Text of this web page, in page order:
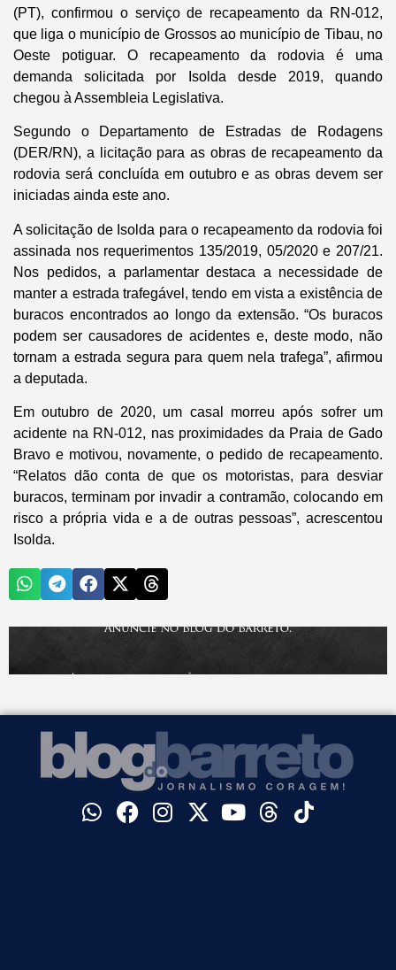
(PT), confirmou o serviço de recapeamento da RN-012,
que liga o município de Grossos ao município de Tibau, no
Oeste potiguar. O recapeamento da rodovia é uma
demanda solicitada por Isolda desde 2019, quando
chegou à Assembleia Legislativa.
Segundo o Departamento de Estradas de Rodagens
(DER/RN), a licitação para as obras de recapeamento da
rodovia será concluída em outubro e as obras devem ser
iniciadas ainda este ano.
A solicitação de Isolda para o recapeamento da rodovia foi
assinada nos requerimentos 135/2019, 05/2020 e 207/21.
Nos pedidos, a parlamentar destaca a necessidade de
manter a estrada trafegável, tendo em vista a existência de
buracos encontrados ao longo da extensão. “Os buracos
podem ser causadores de acidentes e, deste modo, não
tornam a estrada segura para quem nela trafega”, afirmou
a deputada.
Em outubro de 2020, um casal morreu após sofrer um
acidente na RN-012, nas proximidades da Praia de Gado
Bravo e motivou, novamente, o pedido de recapeamento.
“Relatos dão conta de que os motoristas, para desviar
buracos, terminam por invadir a contramão, colocando em
risco a própria vida e a de outras pessoas”, acrescentou
Isolda.